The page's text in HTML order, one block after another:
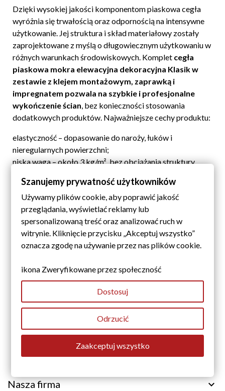
Dzięki wysokiej jakości komponentom piaskowa cegła
wyróżnia się trwałością oraz odpornością na intensywne
użytkowanie. Jej struktura i skład materiałowy zostały
zaprojektowane z myślą o długowiecznym użytkowaniu w
różnych warunkach środowiskowych. Komplet cegła
piaskowa mokra elewacyjna dekoracyjna Klasik w
zestawie z klejem montażowym, zaprawką i
impregnatem pozwala na szybkie i profesjonalne
wykończenie ścian, bez konieczności stosowania
dodatkowych produktów. Najważniejsze cechy produktu:
elastyczność – dopasowanie do naroży, łuków i
nieregularnych powierzchni;
niska waga – około 3 kg/m², bez obciążania struktury
paroprzepuszczalność – zapewnia oddychanie ścian;
odporność na uszkodzenia i zmienne warunki
atmosferyczne;
realistyczna faktura – imitacja starego muru z piaskowca.
Cegła piaskowa to rozwiązanie, którełączy estetykę z
sprawdzi się zarówno w przestrzeniach prywatnych, jak i
komercyjnych.
Nasza firma
Szanujemy prywatność użytkowników
Używamy plików cookie, aby poprawić jakość
przeglądania, wyświetlać reklamy lub
spersonalizowaną treść oraz analizować ruch w
witrynie. Kliknięcie przycisku „Akceptuj wszystko”
oznacza zgodę na używanie przez nas plików cookie.
ikona Zweryfikowane przez społeczność
Dostosuj
Odrzucić
Zaakceptuj wszystko